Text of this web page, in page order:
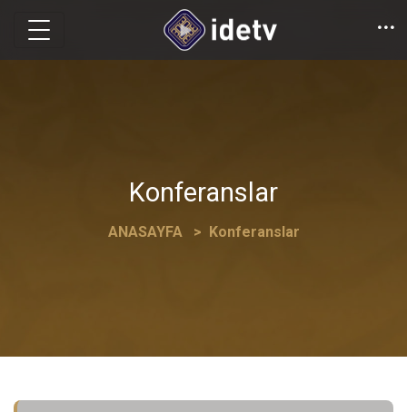
Konferanslar
ANASAYFA Konferanslar